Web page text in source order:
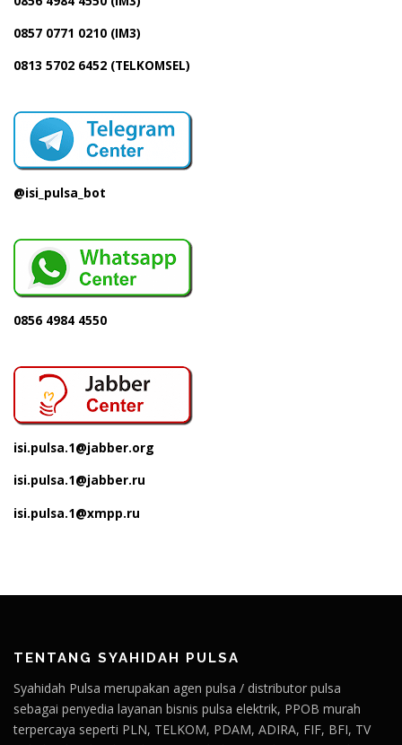
0857 0771 0210 (IM3)
0813 5702 6452 (TELKOMSEL)
@isi_pulsa_bot
0856 4984 4550
isi.pulsa.1@jabber.org
isi.pulsa.1@jabber.ru
isi.pulsa.1@xmpp.ru
TENTANG SYAHIDAH PULSA
Syahidah Pulsa merupakan agen pulsa / distributor pulsa
sebagai penyedia layanan bisnis pulsa elektrik, PPOB murah
terpercaya seperti PLN, TELKOM, PDAM, ADIRA, FIF, BFI, TV